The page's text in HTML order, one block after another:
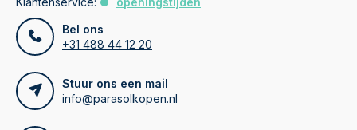
Bel ons
+31 488 44 12 20
Stuur ons een mail
info@parasolkopen.nl